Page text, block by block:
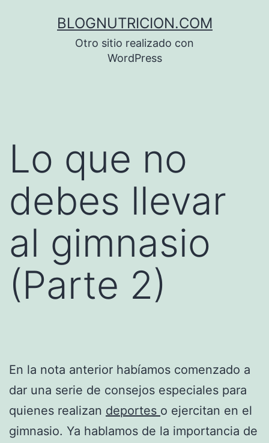
BLOGNUTRICION.COM
Otro sitio realizado con
WordPress
Lo que no
debes llevar
al gimnasio
(Parte 2)
En la nota anterior habíamos comenzado a
dar una serie de consejos especiales para
quienes realizan deportes o ejercitan en el
gimnasio. Ya hablamos de la importancia de